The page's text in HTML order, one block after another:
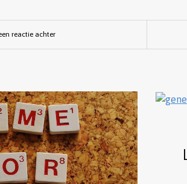
reactie achter